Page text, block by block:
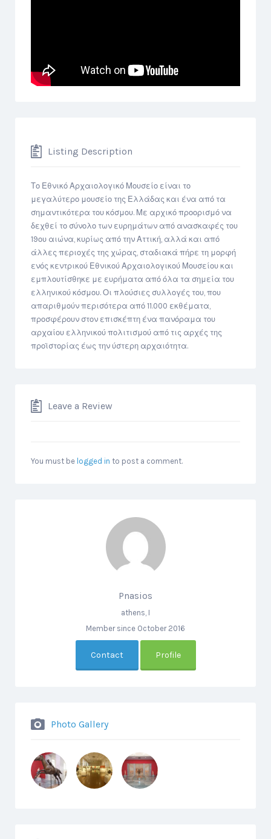
Listing Description
Το Εθνικό Αρχαιολογικό Μουσείο είναι το
μεγαλύτερο μουσείο της Ελλάδας και ένα από τα
σημαντικότερα του κόσμου. Με αρχικό προορισμό να
δεχθεί το σύνολο των ευρημάτων από ανασκαφές του
19ου αιώνα, κυρίως από την Αττική, αλλά και από
άλλες περιοχές της χώρας, σταδιακά πήρε τη μορφή
ενός κεντρικού Εθνικού Αρχαιολογικού Μουσείου και
εμπλουτίσθηκε με ευρήματα από όλα τα σημεία του
ελληνικού κόσμου. Οι πλούσιες συλλογές του, που
απαριθμούν περισότερα από 11.000 εκθέματα,
προσφέρουν στον επισκέπτη ένα πανόραμα του
αρχαίου ελληνικού πολιτισμού από τις αρχές της
προϊστορίας έως την ύστερη αρχαιότητα.
Leave a Review
You must be logged in to post a comment.
Pnasios
athens, I
Member since October 2016
Contact Profile
Photo Gallery